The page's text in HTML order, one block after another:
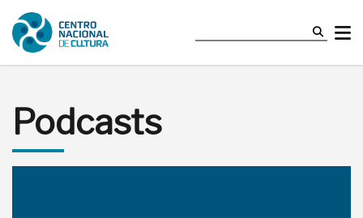
Podcasts